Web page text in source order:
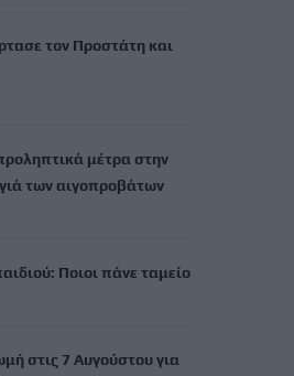
τον Προστάτη και
μέτρα στην
των αιγοπροβάτων
Ποιοι πάνε ταμείο
στις 7 Αυγούστου για